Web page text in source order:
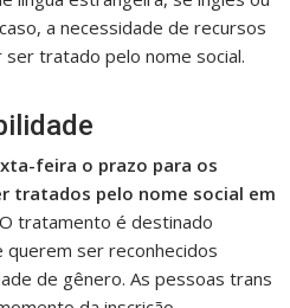
a necessidade de recursos
tratado pelo nome social.
feira o prazo para os
tratados pelo nome social em
O tratamento é destinado
querem ser reconhecidos
de gênero. As pessoas trans